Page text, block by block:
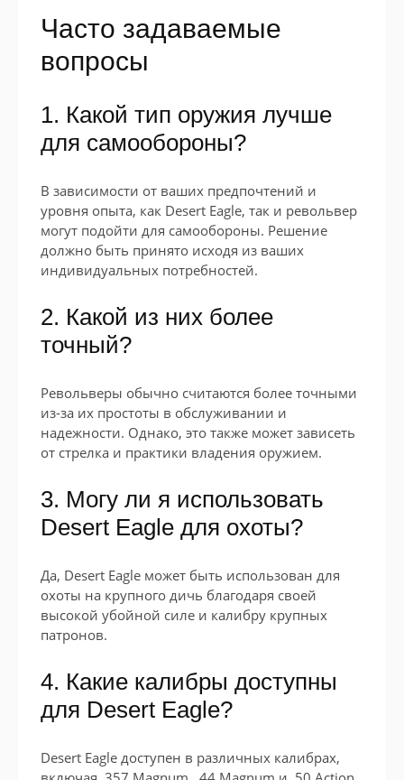
Часто задаваемые
вопросы
1. Какой тип оружия лучше
для самообороны?
В зависимости от ваших предпочтений и
уровня опыта, как Desert Eagle, так и револьвер
могут подойти для самообороны. Решение
должно быть принято исходя из ваших
индивидуальных потребностей.
2. Какой из них более
точный?
Револьверы обычно считаются более точными
из-за их простоты в обслуживании и
надежности. Однако, это также может зависеть
от стрелка и практики владения оружием.
3. Могу ли я использовать
Desert Eagle для охоты?
Да, Desert Eagle может быть использован для
охоты на крупного дичь благодаря своей
высокой убойной силе и калибру крупных
патронов.
4. Какие калибры доступны
для Desert Eagle?
Desert Eagle доступен в различных калибрах,